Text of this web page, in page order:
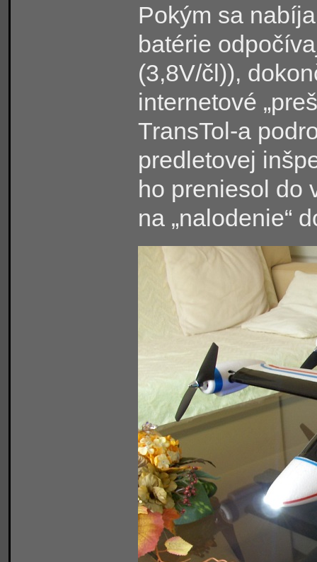
Pokým sa
batérie
(3,8V/čl)),
internetové
TransTol-a
predletovej
ho preniesol do
na „nalodenie“